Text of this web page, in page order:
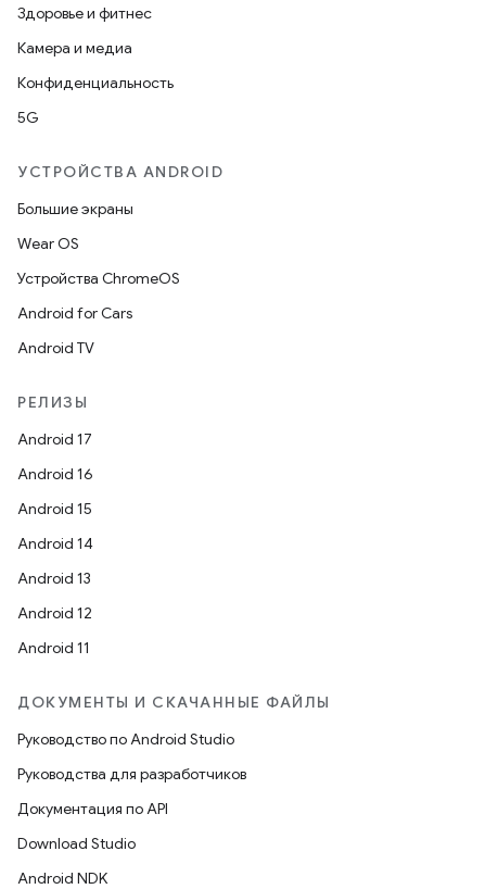
Здоровье и фитнес
Камера и медиа
Конфиденциальность
5G
УСТРОЙСТВА ANDROID
Большие экраны
Wear OS
Устройства ChromeOS
Android for Cars
Android TV
РЕЛИЗЫ
Android 17
Android 16
Android 15
Android 14
Android 13
Android 12
Android 11
ДОКУМЕНТЫ И СКАЧАННЫЕ ФАЙЛЫ
Руководство по Android Studio
Руководства для разработчиков
Документация по API
Download Studio
Android NDK